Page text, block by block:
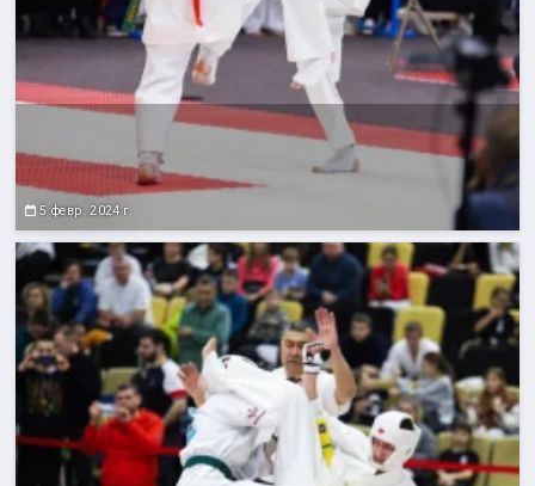
5 февр. 2024 г.